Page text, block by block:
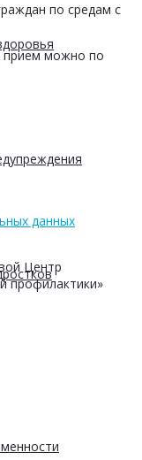
по средам с
прием можно по
данных
Центр
профилактики»